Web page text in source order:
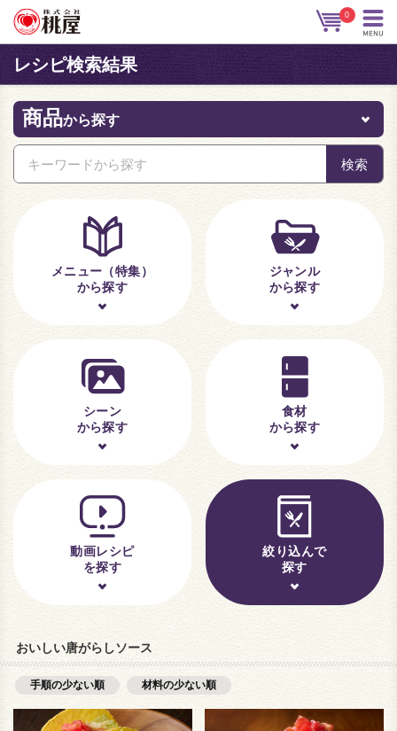
0
レシピ検索結果
商品から探す
メニュー（特集）
から探す
ジャンル
から探す
シーン
から探す
食材
から探す
動画レシピ
を探す
絞り込んで
探す
おいしい唐がらしソース
手順の少ない順 材料の少ない順